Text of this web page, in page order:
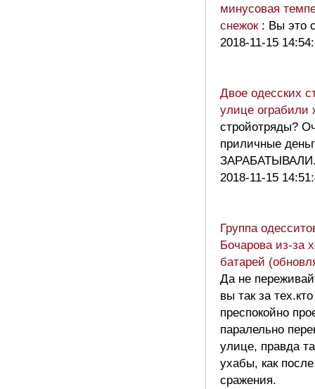
минусовая
снежок : Вы это
2018-11-15
Двое одесских
улице ограбили
стройотряды?
приличные
2018-11-15
Группа
Бочарова из-за
батарей
Да не
вы так за
преспокойно
паралельно
улице, правда
ухабы, как после
сражения.